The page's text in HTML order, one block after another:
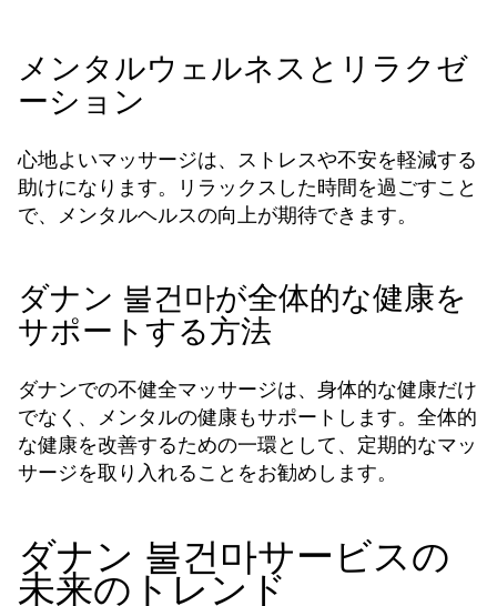
メンタルウェルネスとリラクゼ
ーション
心地よいマッサージは、ストレスや不安を軽減する
助けになります。リラックスした時間を過ごすこと
で、メンタルヘルスの向上が期待できます。
ダナン 불건마が全体的な健康を
サポートする方法
ダナンでの不健全マッサージは、身体的な健康だけ
でなく、メンタルの健康もサポートします。全体的
な健康を改善するための一環として、定期的なマッ
サージを取り入れることをお勧めします。
ダナン 불건마サービスの
未来のトレンド